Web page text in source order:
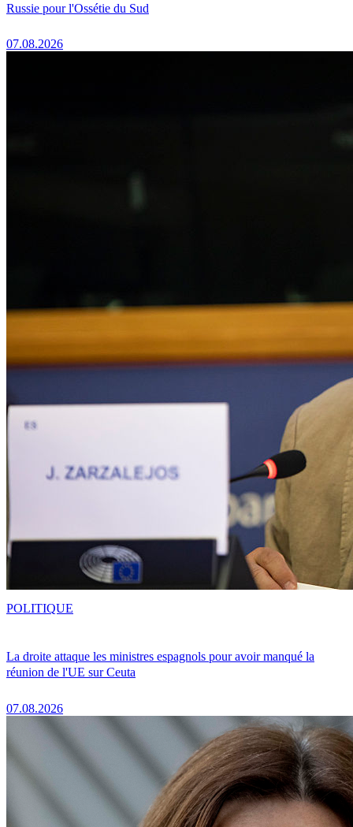
Russie pour l'Ossétie du Sud
07.08.2026
La droite attaque les ministres espagnols pour avoir manqué la
réunion de l'UE sur Ceuta
07.08.2026
POLITIQUE